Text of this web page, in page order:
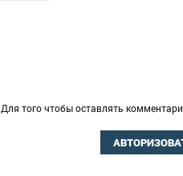
Для того чтобы оставлять